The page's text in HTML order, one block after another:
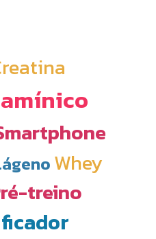
Whey
treino